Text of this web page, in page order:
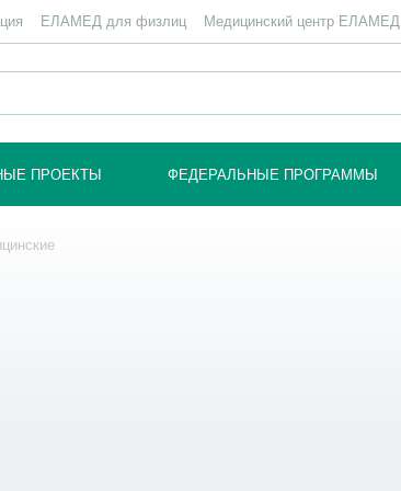
ЕЛАМЕД для физлиц Медицинский центр ЕЛАМЕД
ПРОЕКТЫ ФЕДЕРАЛЬНЫЕ ПРОГРАММЫ